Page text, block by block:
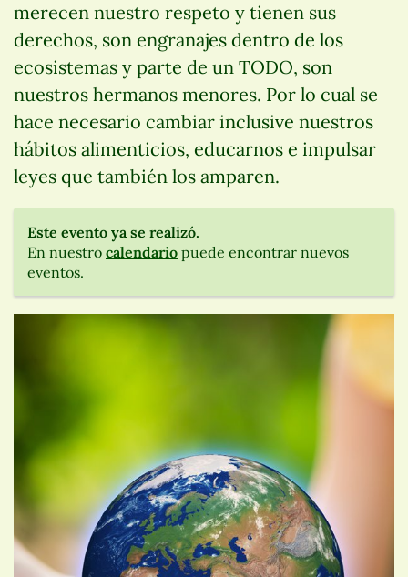
merecen nuestro respeto y tienen sus
derechos, son engranajes dentro de los
ecosistemas y parte de un TODO, son
nuestros hermanos menores. Por lo cual se
hace necesario cambiar inclusive nuestros
hábitos alimenticios, educarnos e impulsar
leyes que también los amparen.
Este evento ya se realizó.
En nuestro calendario puede encontrar nuevos
eventos.